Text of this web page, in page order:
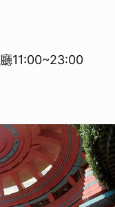
11:00~23:00